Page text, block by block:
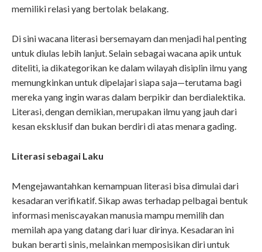
memiliki relasi yang bertolak belakang.
Di sini wacana literasi bersemayam dan menjadi hal penting
untuk diulas lebih lanjut. Selain sebagai wacana apik untuk
diteliti, ia dikategorikan ke dalam wilayah disiplin ilmu yang
memungkinkan untuk dipelajari siapa saja—terutama bagi
mereka yang ingin waras dalam berpikir dan berdialektika.
Literasi, dengan demikian, merupakan ilmu yang jauh dari
kesan eksklusif dan bukan berdiri di atas menara gading.
Literasi sebagai Laku
Mengejawantahkan kemampuan literasi bisa dimulai dari
kesadaran verifikatif. Sikap awas terhadap pelbagai bentuk
informasi meniscayakan manusia mampu memilih dan
memilah apa yang datang dari luar dirinya. Kesadaran ini
bukan berarti sinis, melainkan memposisikan diri untuk